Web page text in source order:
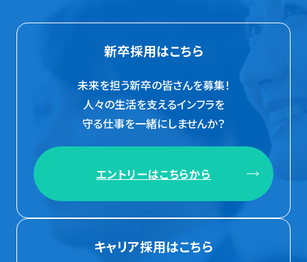
新卒採用はこちら
未来を担う新卒の皆さんを募集！
人々の生活を支えるインフラを
守る仕事を一緒にしませんか？
エントリーはこちらから
キャリア採用はこちら